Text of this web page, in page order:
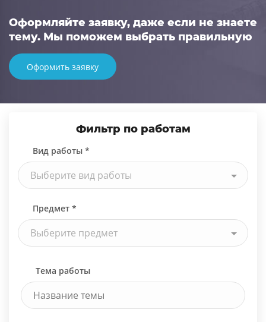
Оформляйте заявку, даже если не знаете
тему. Мы поможем выбрать правильную
Оформить заявку
Фильтр по работам
Вид работы *
Выберите вид работы
Предмет *
Выберите предмет
Тема работы